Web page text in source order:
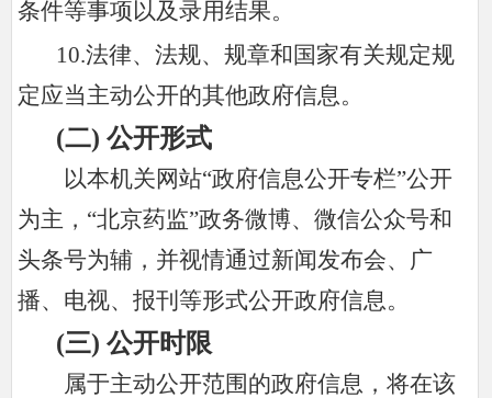
条件等事项以及录用结果。
10.法律、法规、规章和国家有关规定规
定应当主动公开的其他政府信息。
(二) 公开形式
以本机关网站“政府信息公开专栏”公开
为主，“北京药监”政务微博、微信公众号和
头条号为辅，并视情通过新闻发布会、广
播、电视、报刊等形式公开政府信息。
(三) 公开时限
属于主动公开范围的政府信息，将在该